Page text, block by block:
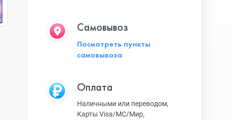
Самовывоз
Посмотреть пункты
самовывоза
Оплата
Наличными или переводом,
Карты Visa/MC/Мир,